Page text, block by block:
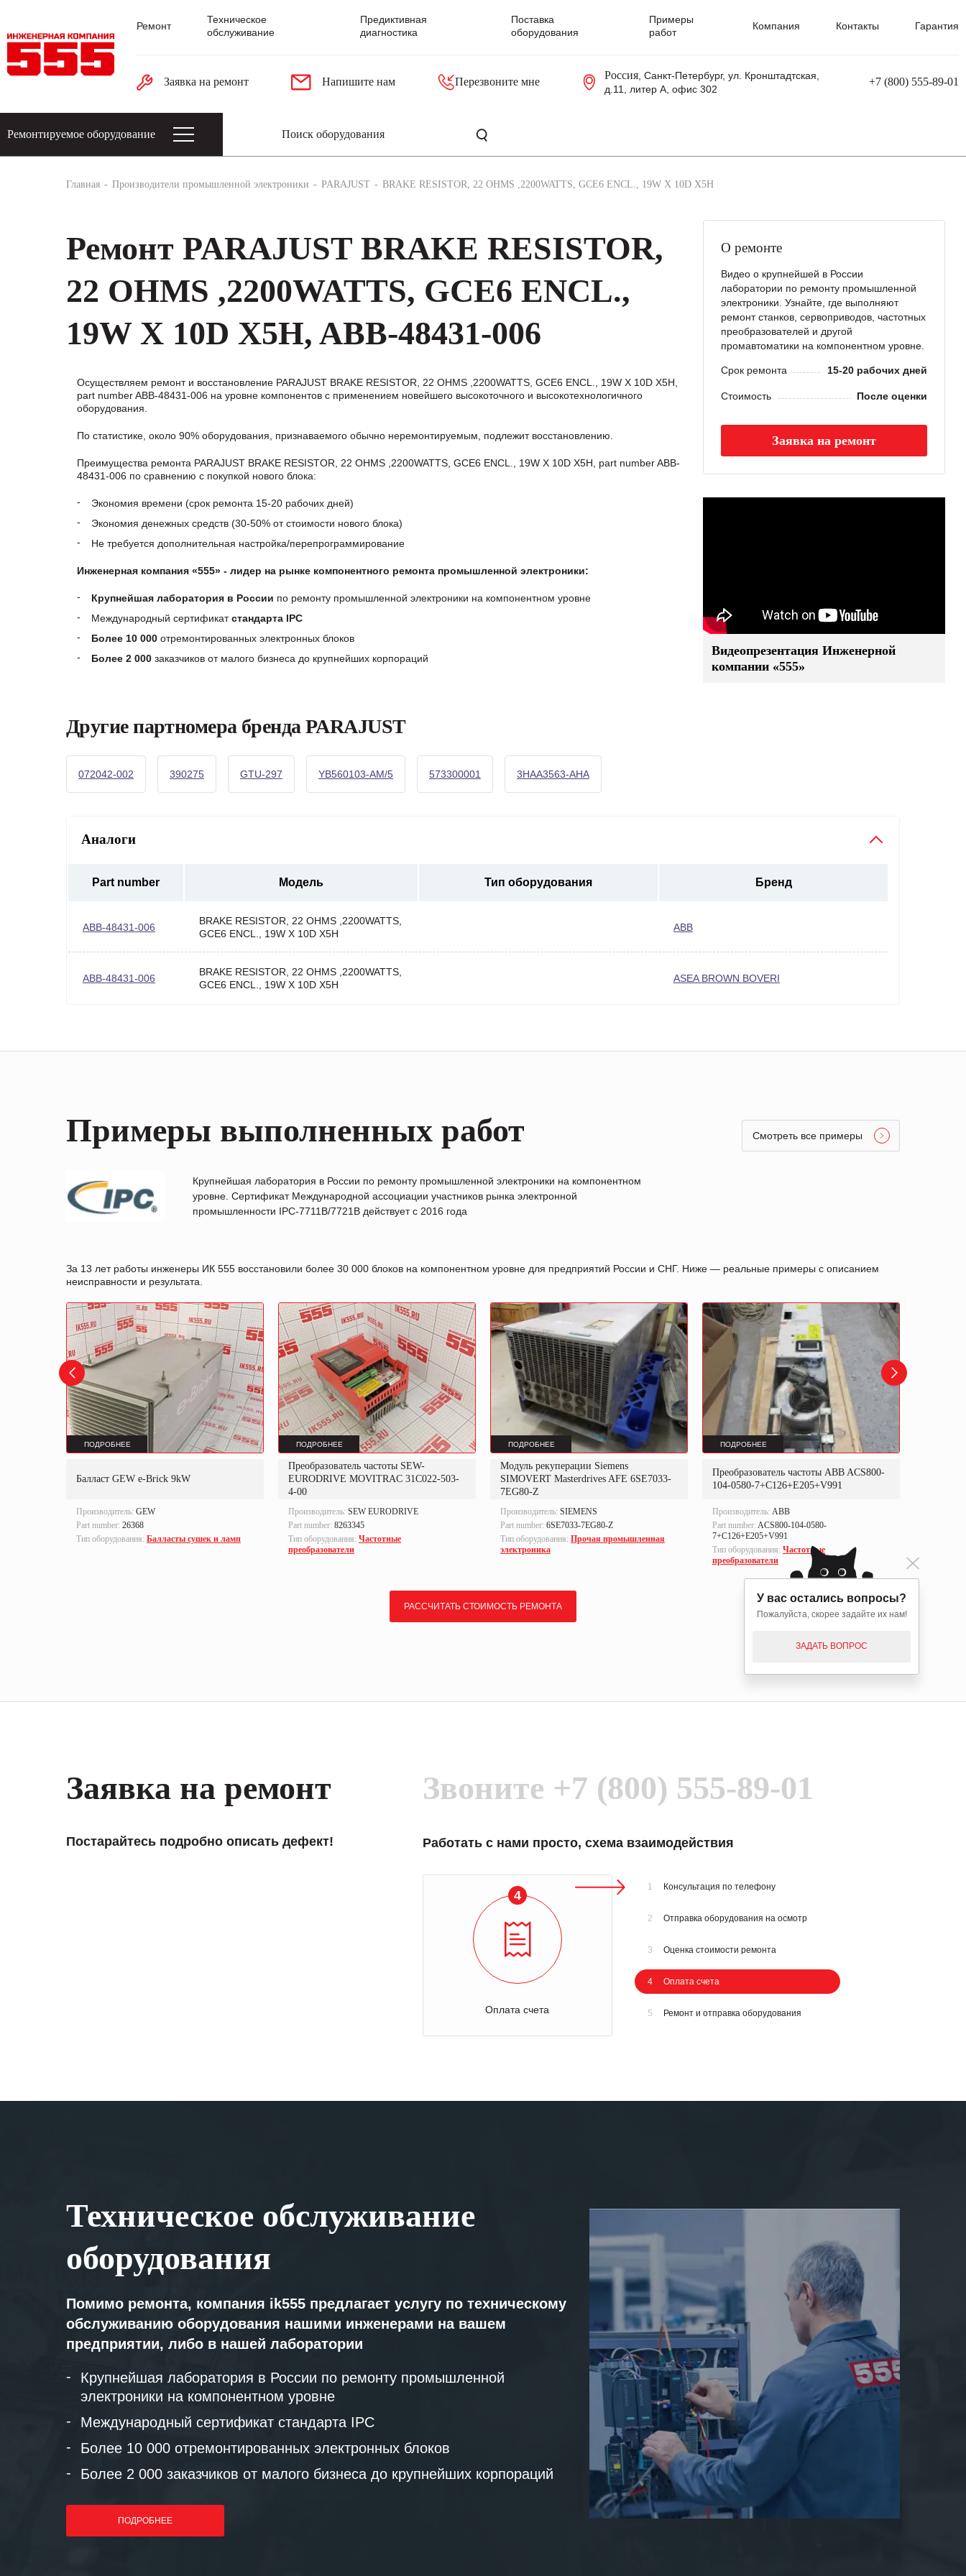
Ремонт
Техническое
обслуживание
Предиктивная
диагностика
Поставка
оборудования
Примеры
работ
Компания Контакты Гарантия
Заявка на ремонт Напишите нам Перезвоните мне
Россия, Санкт-Петербург, ул. Кронштадтская,
д.11, литер А, офис 302
+7 (800) 555-89-01
Ремонтируемое оборудование
Главная Производители промышленной электроники PARAJUST BRAKE RESISTOR, 22 OHMS ,2200WATTS, GCE6 ENCL., 19W X 10D X5H
Ремонт PARAJUST BRAKE RESISTOR,
22 OHMS ,2200WATTS, GCE6 ENCL.,
19W X 10D X5H, ABB-48431-006
Осуществляем ремонт и восстановление PARAJUST BRAKE RESISTOR, 22 OHMS ,2200WATTS, GCE6 ENCL., 19W X 10D X5H,
part number ABB-48431-006 на уровне компонентов с применением новейшего высокоточного и высокотехнологичного
оборудования.
По статистике, около 90% оборудования, признаваемого обычно неремонтируемым, подлежит восстановлению.
Преимущества ремонта PARAJUST BRAKE RESISTOR, 22 OHMS ,2200WATTS, GCE6 ENCL., 19W X 10D X5H, part number ABB-
48431-006 по сравнению с покупкой нового блока:
Экономия времени (срок ремонта 15-20 рабочих дней)
Экономия денежных средств (30-50% от стоимости нового блока)
Не требуется дополнительная настройка/перепрограммирование
Инженерная компания «555» - лидер на рынке компонентного ремонта промышленной электроники:
Крупнейшая лаборатория в России по ремонту промышленной электроники на компонентном уровне
Международный сертификатстандарта IPC
Более 10 000 отремонтированных электронных блоков
Более 2 000 заказчиков от малого бизнеса до крупнейших корпораций
Другие партномера бренда PARAJUST
072042-002 390275 GTU-297 YB560103-AM/5 573300001 3HAA3563-AHA
О ремонте
Видео о крупнейшей в России
лаборатории по ремонту промышленной
электроники. Узнайте, где выполняют
ремонт станков, сервоприводов, частотных
преобразователей и другой
промавтоматики на компонентном уровне.
Срок ремонта 15-20 рабочих дней
Стоимость После оценки
Заявка на ремонт
Видеопрезентация Инженерной
компании «555»
Аналоги
Part number Модель Тип оборудования Бренд
ABB-48431-006
BRAKE RESISTOR, 22 OHMS ,2200WATTS,
GCE6 ENCL., 19W X 10D X5H
ABB
ABB-48431-006
BRAKE RESISTOR, 22 OHMS ,2200WATTS,
GCE6 ENCL., 19W X 10D X5H
ASEA BROWN BOVERI
Примеры выполненных работ
Крупнейшая лаборатория в России по ремонту промышленной электроники на компонентном
уровне. Сертификат Международной ассоциации участников рынка электронной
промышленности IPC-7711B/7721B действует с 2016 года
Смотреть все примеры
За 13 лет работы инженеры ИК 555 восстановили более 30 000 блоков на компонентном уровне для предприятий России и СНГ. Ниже — реальные примеры с описанием
неисправности и результата.
ПОДРОБНЕЕ
Балласт GEW e-Brick 9kW
Производитель: GEW
Part number: 26368
Тип оборудования: Балласты сушек и ламп
ПОДРОБНЕЕ
Преобразователь частоты SEW-
EURODRIVE MOVITRAC 31C022-503-
4-00
Производитель: SEW EURODRIVE
Part number: 8263345
Тип оборудования: Частотные
преобразователи
ПОДРОБНЕЕ
Модуль рекуперации Siemens
SIMOVERT Masterdrives AFE 6SE7033-
7EG80-Z
Производитель: SIEMENS
Part number: 6SE7033-7EG80-Z
Тип оборудования: Прочая промышленная
электроника
ПОДРОБНЕЕ
Преобразователь частоты ABB ACS800-
104-0580-7+C126+E205+V991
Производитель: ABB
Part number: ACS800-104-0580-
7+C126+E205+V991
Тип оборудования: Частотные
преобразователи
РАССЧИТАТЬ СТОИМОСТЬ РЕМОНТА
Заявка на ремонт
Постарайтесь подробно описать дефект!
Звоните +7 (800) 555-89-01
Работать с нами просто, схема взаимодействия
4
Оплата счета
1 Консультация по телефону
2 Отправка оборудования на осмотр
3 Оценка стоимости ремонта
4 Оплата счета
5 Ремонт и отправка оборудования
Техническое обслуживание
оборудования
Помимо ремонта, компания ik555 предлагает услугу по техническому
обслуживанию оборудования нашими инженерами на вашем
предприятии, либо в нашей лаборатории
Крупнейшая лаборатория в России по ремонту промышленной
электроники на компонентном уровне
Международный сертификат стандарта IPC
Более 10 000 отремонтированных электронных блоков
Более 2 000 заказчиков от малого бизнеса до крупнейших корпораций
ПОДРОБНЕЕ
У вас остались вопросы?
Пожалуйста, скорее задайте их нам!
ЗАДАТЬ ВОПРОС